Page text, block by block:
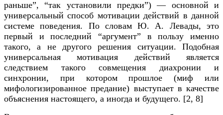
раньше”, “так установили предки”) — основной и
универсальный способ мотивации действий в данной
системе поведения. По словам Ю. А. Левады, это
первый и последний “аргумент” в пользу именно
такого, а не другого решения ситуации. Подобная
универсальная мотивация действий является
следствием такого совмещения диахронии и
синхронии, при котором прошлое (миф или
мифологизированное предание) выступает в качестве
объяснения настоящего, а иногда и будущего. [2, 8]